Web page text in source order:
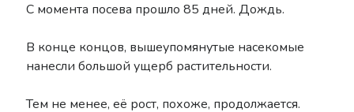
С момента посева прошло 85 дней. Дождь.
В конце концов, вышеупомянутые насекомые
нанесли большой ущерб растительности.
Тем не менее, её рост, похоже, продолжается.